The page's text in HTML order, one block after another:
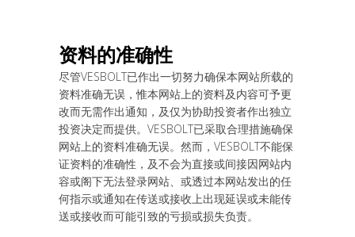
资料的准确性
尽管VESBOLT已作出一切努力确保本网站所载的
资料准确无误，惟本网站上的资料及内容可予更
改而无需作出通知，及仅为协助投资者作出独立
投资决定而提供。VESBOLT已采取合理措施确保
网站上的资料准确无误。然而，VESBOLT不能保
证资料的准确性，及不会为直接或间接因网站内
容或阁下无法登录网站、或透过本网站发出的任
何指示或通知在传送或接收上出现延误或未能传
送或接收而可能引致的亏损或损失负责。